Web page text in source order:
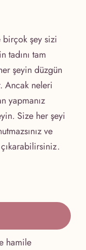
şey sizi
tadını tam
şeyin düzgün
Ancak neleri
yapmanız
Size her şeyi
ve
hamile